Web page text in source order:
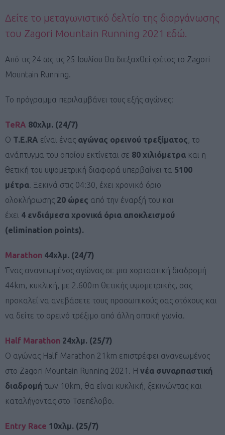
Δείτε το μεταγωνιστικό δελτίο της διοργάνωσης
του Zagori Mountain Running 2021 εδώ.
Από τις 24 ως τις 25 Ιουλίου θα διεξαχθεί φέτος το Zagori
Mountain Running.
Το πρόγραμμα περιλαμβάνει τους εξής αγώνες:
TeRA 80χλμ. (24/7)
Ο T.E.RA είναι ένας αγώνας ορεινού τρεξίματος, το
ανάπτυγμα του οποίου εκτίνεται σε 80 χιλιόμετρα και η
θετική του υψομετρική διαφορά υπερβαίνει τα 5100
μέτρα. Ξεκινά στις 04:30, έχει χρονικό όριο
ολοκλήρωσης 20 ώρες από την έναρξή του και
έχει 4 ενδιάμεσα χρονικά όρια αποκλεισμού
(elimination points).
Marathon 44χλμ. (24/7)
Ένας ανανεωμένος αγώνας σε μια χορταστική διαδρομή
44km, κυκλική, με 2.600m θετικής υψομετρικής, σας
προκαλεί να ανεβάσετε τους προσωπικούς σας στόχους και
να δείτε το ορεινό τρέξιμο από άλλη οπτική γωνία.
Half Marathon 24χλμ. (25/7)
Ο αγώνας Half Marathon 21km επιστρέφει ανανεωμένος
στο Zagori Mountain Running 2021. Η νέα συναρπαστική
διαδρομή των 10km, θα είναι κυκλική, ξεκινώντας και
καταλήγοντας στο Τσεπέλοβο.
Entry Race 10χλμ. (25/7)